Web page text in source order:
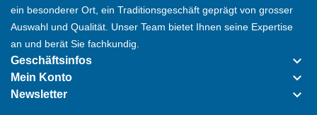
ein besonderer Ort, ein Traditionsgeschäft geprägt von grosser
Auswahl und Qualität. Unser Team bietet Ihnen seine Expertise
an und berät Sie fachkundig.
Geschäftsinfos keyboard_arrow_down
Mein Konto keyboard_arrow_down
Newsletter keyboard_arrow_down